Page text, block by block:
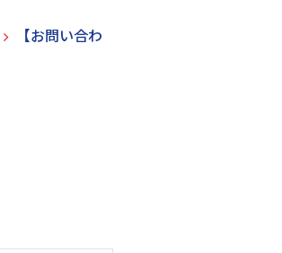
【お問い合わ